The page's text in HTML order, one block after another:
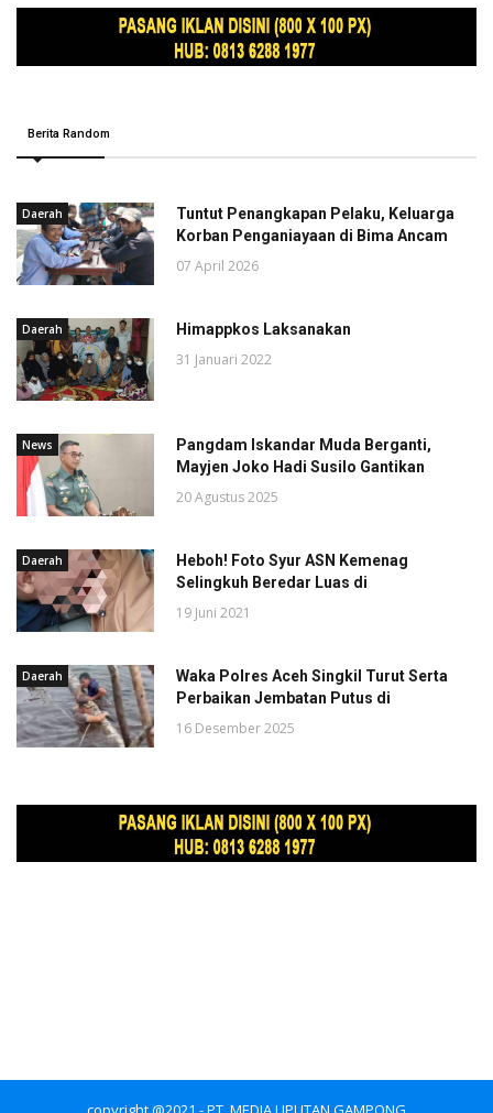
Berita Random
Daerah
Tuntut Penangkapan Pelaku, Keluarga
Korban Penganiayaan di Bima Ancam
07 April 2026
Daerah Himappkos Laksanakan
31 Januari 2022
News
Pangdam Iskandar Muda Berganti,
Mayjen Joko Hadi Susilo Gantikan
20 Agustus 2025
Daerah
Heboh! Foto Syur ASN Kemenag
Selingkuh Beredar Luas di
19 Juni 2021
Daerah
Waka Polres Aceh Singkil Turut Serta
Perbaikan Jembatan Putus di
16 Desember 2025